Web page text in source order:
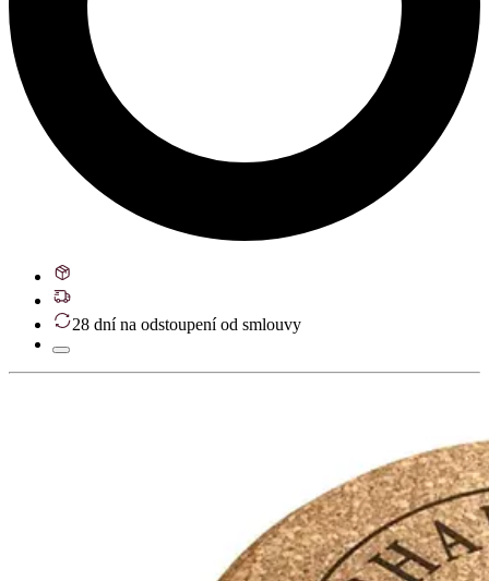
28 dní na odstoupení od smlouvy